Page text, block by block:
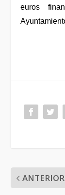
euros
ANTERIOR